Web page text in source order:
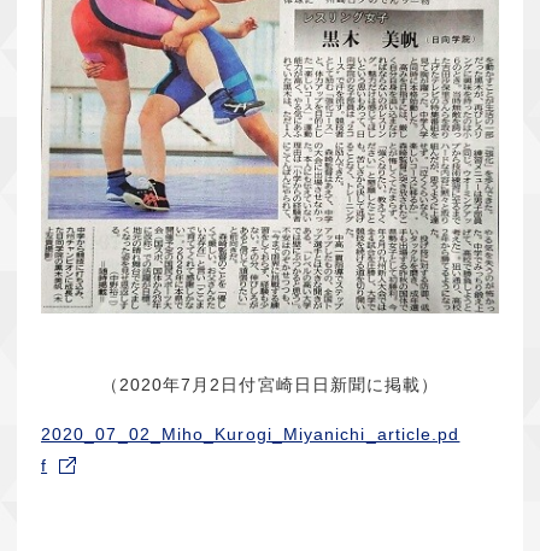
（2020年7月2日付宮崎日日新聞に掲載）
2020_07_02_Miho_Kurogi_Miyanichi_article.pd
f